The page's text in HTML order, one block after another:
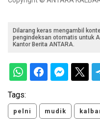
Dilarang keras mengambil
pengindeksan otomatis untuk
Kantor Berita ANTARA.
Tags:
pelni mudik